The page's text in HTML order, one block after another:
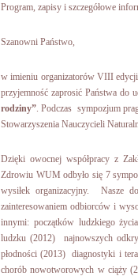
Program, zapisy i szczegółowe
Szanowni Państwo,
w imieniu organizatorów VIII
przyjemność zaprosić Państwa do
rodziny”. Podczas sympozjum
Stowarzyszenia Nauczycieli
Dzięki owocnej współpracy z
Zdrowiu WUM odbyło się 7
wysiłek organizacyjny. Nasze
zainteresowaniem odbiorców i
innymi: początków ludzkiego
ludzku (2012) najnowszych
płodności (2013) diagnostyki i
chorób nowotworowych w ciąży